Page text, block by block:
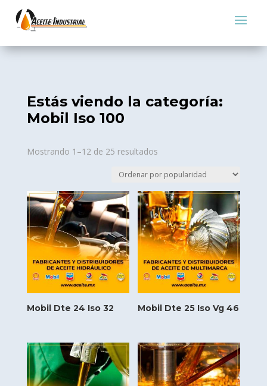
Estás viendo la categoría:
Mobil Iso 100
Mostrando 1–12 de 25 resultadosSorted
popularity
Mobil Dte 24 Iso 32 Mobil Dte 25 Iso Vg 46